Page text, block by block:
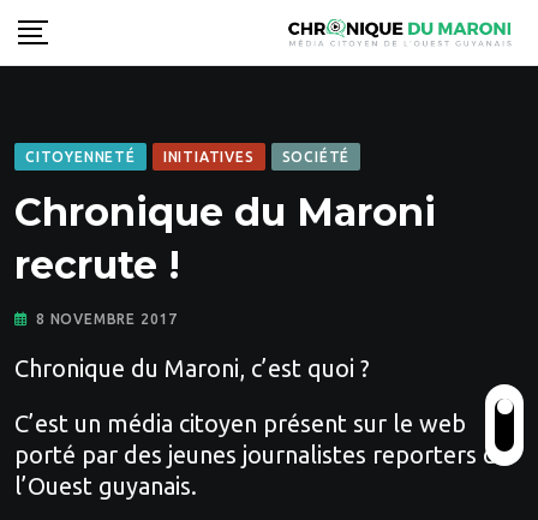
Skip
to
CITOYENNETÉ INITIATIVES SOCIÉTÉ
Chronique du Maroni
recrute !
8 NOVEMBRE 2017
Chronique du Maroni, c’est quoi ?
C’est un média citoyen présent sur le web
porté par des jeunes journalistes reporters de
l’Ouest guyanais.